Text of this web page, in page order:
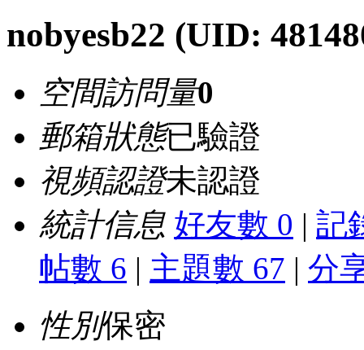
nobyesb22 (UID:
空間訪問量0
郵箱狀態已驗證
視頻認證未認證
統計信息 好友數 0 | 記
帖數 6 | 主題數 67 | 分
性別保密